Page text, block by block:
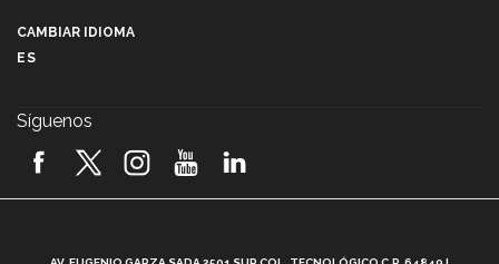
2026! (video)
CAMBIAR IDIOMA
ES
Síguenos